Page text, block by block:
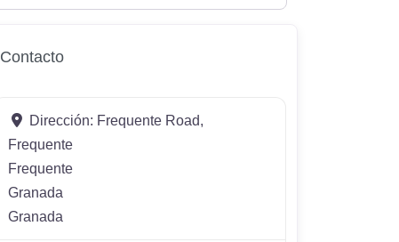
Contacto
Dirección: Frequente Road,
Frequente
Frequente
Granada
Granada